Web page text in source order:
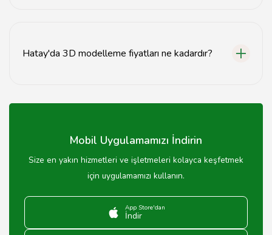
Hatay'da 3D modelleme fiyatları ne kadardır?
göre değişiklik gösterir ve genellikle başlangıç fiyatları
Mobil Uygulamamızı İndirin
Size en yakın hizmetleri ve işletmeleri kolayca keşfetmek
için uygulamamızı kullanın.
App Store'dan
İndir